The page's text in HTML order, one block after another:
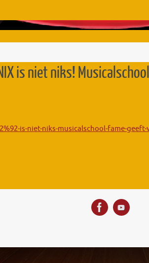
is niet niks!
is-niet-niks-musicalschool-fame-